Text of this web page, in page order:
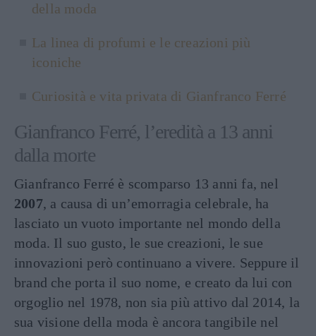
della moda
La linea di profumi e le creazioni più
iconiche
Curiosità e vita privata di Gianfranco Ferré
Gianfranco Ferré, l’eredità a 13 anni
dalla morte
Gianfranco Ferré è scomparso 13 anni fa, nel
2007, a causa di un’emorragia celebrale, ha
lasciato un vuoto importante nel mondo della
moda. Il suo gusto, le sue creazioni, le sue
innovazioni però continuano a vivere. Seppure il
brand che porta il suo nome, e creato da lui con
orgoglio nel 1978, non sia più attivo dal 2014, la
sua visione della moda è ancora tangibile nel